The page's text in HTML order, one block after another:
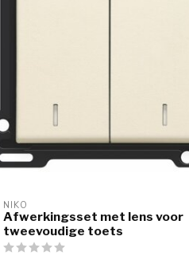
NIKO
Afwerkingsset met lens voor
tweevoudige toets